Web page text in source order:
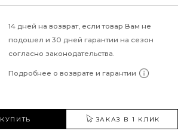
14 дней на возврат, если товар Вам не
подошел и 30 дней гарантии на сезон
согласно законодательства.
Подробнее о возврате и гарантии
КУПИТЬ ЗАКАЗ В 1 КЛИК